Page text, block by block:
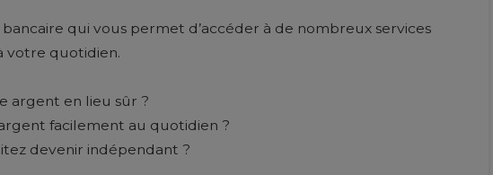
qui vous permet d’accéder à de nombreux services
votre quotidien.
argent en lieu sûr ?
facilement au quotidien ?
devenir indépendant ?